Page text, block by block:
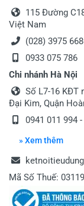
115 Đường
Việt Nam
(028) 3975
0933 075 786
Chi nhánh Hà Nội
Số L7-16 KĐT
Đại Kim, Quận
0941 011 994
» Xem thêm
Mã Số Thuế: